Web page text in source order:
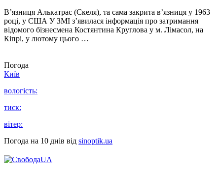
В’язниця Алькатрас (Скеля), та сама закрита в’язниця у 1963
році, у США У ЗМІ з’явилася інформація про затримання
відомого бізнесмена Костянтина Круглова у м. Лімасол, на
Кіпрі, у лютому цього …
Погода
Київ
вологість:
тиск:
вітер:
Погода на 10 днів від sinoptik.ua